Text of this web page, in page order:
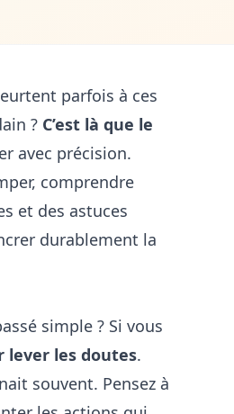
parfois à ces
? C’est là que le
avec précision.
comprendre
et des astuces
durablement la
simple ? Si vous
lever les doutes.
souvent. Pensez à